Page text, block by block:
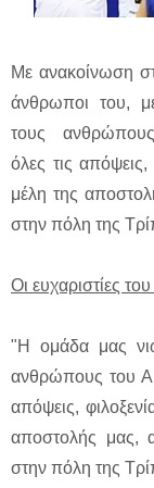
Με ανακοίνωση
άνθρωποι του, με
τους ανθρώπους
όλες τις
μέλη της
στην πόλη της
Οι ευχαριστίες
"Η ομάδα μας
ανθρώπους του
απόψεις,
αποστολής μας,
στην πόλη της